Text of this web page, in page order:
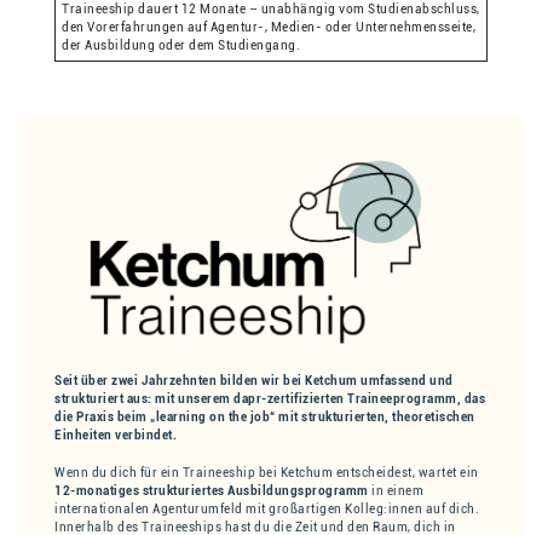
Traineeship dauert 12 Monate – unabhängig vom Studienabschluss,
den Vorerfahrungen auf Agentur-, Medien- oder Unternehmensseite,
der Ausbildung oder dem Studiengang.
Seit über zwei Jahrzehnten bilden wir bei Ketchum umfassend und
strukturiert aus: mit unserem dapr-zertifizierten Traineeprogramm, das
die Praxis beim „learning on the job“ mit strukturierten, theoretischen
Einheiten verbindet.
Wenn du dich für ein Traineeship bei Ketchum entscheidest, wartet ein
12-monatiges strukturiertes Ausbildungsprogramm in einem
internationalen Agenturumfeld mit großartigen Kolleg:innen auf dich.
Innerhalb des Traineeships hast du die Zeit und den Raum, dich in